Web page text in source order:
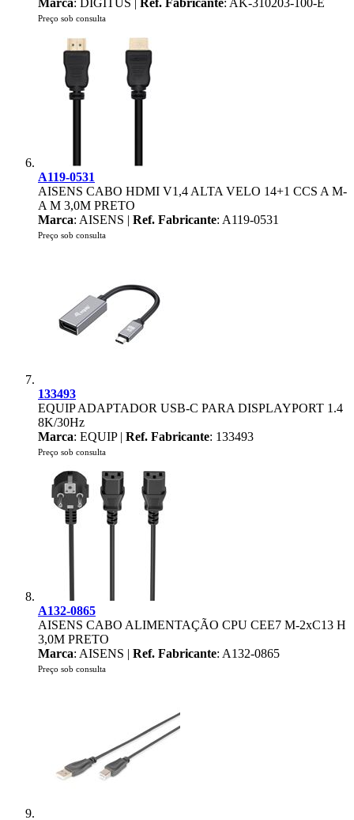
Marca: DIGITUS | Ref. Fabricante: AK-310203-100-E
Preço sob consulta
A119-0531
AISENS CABO HDMI V1,4 ALTA VELO 14+1 CCS A M-
A M 3,0M PRETO
Marca: AISENS | Ref. Fabricante: A119-0531
Preço sob consulta
133493
EQUIP ADAPTADOR USB-C PARA DISPLAYPORT 1.4
8K/30Hz
Marca: EQUIP | Ref. Fabricante: 133493
Preço sob consulta
A132-0865
AISENS CABO ALIMENTAÇÃO CPU CEE7 M-2xC13 H
3,0M PRETO
Marca: AISENS | Ref. Fabricante: A132-0865
Preço sob consulta